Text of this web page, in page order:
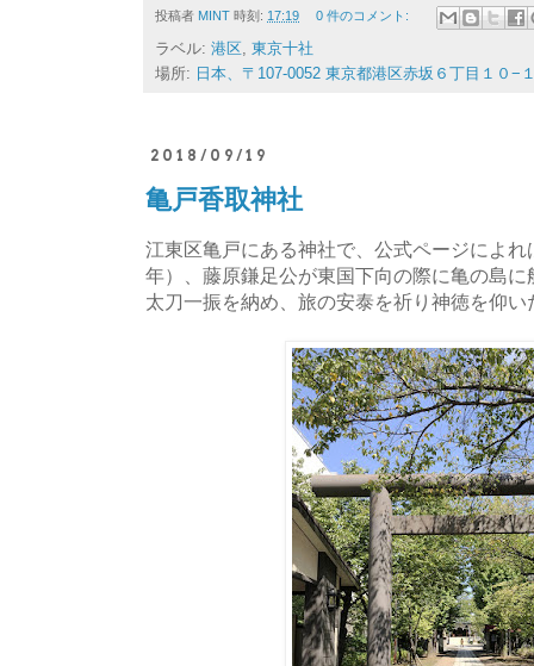
投稿者 MINT 時刻: 17:19 0 件のコメント:
ラベル: 港区 東京十社
場所: 日本、〒107-0052 東京都港区赤坂６丁目１０−
2018/09/19
亀戸香取神社
江東区亀戸にある神社で、公式ページによ
年）、藤原鎌足公が東国下向の際に亀の島
太刀一振を納め、旅の安泰を祈り神徳を仰